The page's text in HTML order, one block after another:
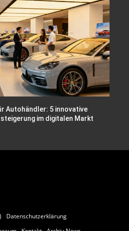
Autohändler: 5 innovative
im digitalen Markt
Datenschutzerklärung